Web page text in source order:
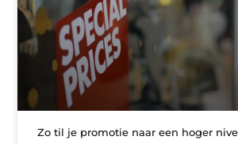
Zo til je promotie naar een hoger